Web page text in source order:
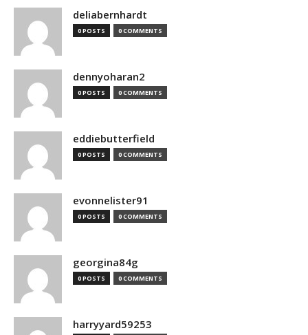
deliabernhardt
0 POSTS 0 COMMENTS
dennyoharan2
0 POSTS 0 COMMENTS
eddiebutterfield
0 POSTS 0 COMMENTS
evonnelister91
0 POSTS 0 COMMENTS
georgina84g
0 POSTS 0 COMMENTS
harryyard59253